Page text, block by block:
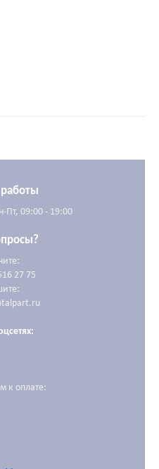
Пт, 09:00 - 19:00
27 75
к оплате: